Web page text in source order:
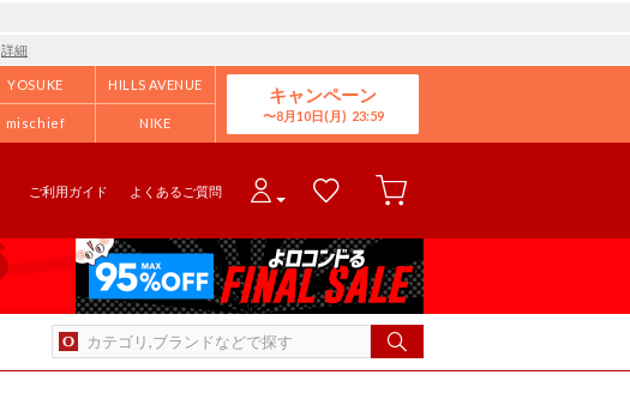
詳細
YOSUKE HILLS AVENUE
mischief NIKE
キャンペーン
8月10日(月)
ご利用ガイド よくあるご質問